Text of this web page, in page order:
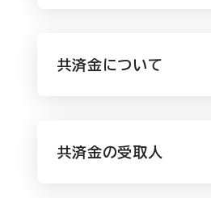
共済金について
共済金の受取人